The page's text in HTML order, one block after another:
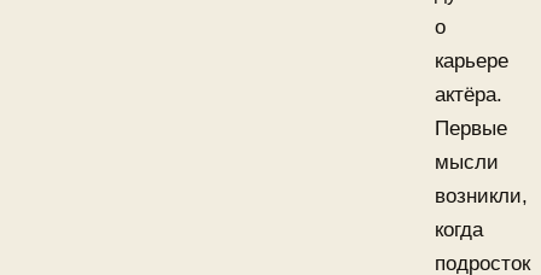
о
карьере
актёра.
Первые
мысли
возникли,
когда
подросток